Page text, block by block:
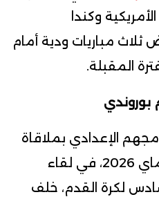
وكندا
مباريات ودية أمام
المقبلة.
بوروندي
الإعدادي بملاقاة
منتخب بوروندي يوم 26 ماي 2026، في لقاء
لكرة القدم، خلف